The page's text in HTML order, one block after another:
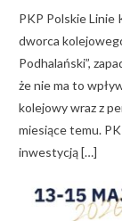
PKP Polskie Linie
dworca
Podhalański”,
że nie ma to
kolejowy wraz z
miesiące temu.
inwestycją […]